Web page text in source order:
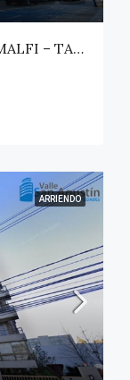
DEPTO AMOBLADO EDIFICIO AMALFI – TALCA
ARRIENDO